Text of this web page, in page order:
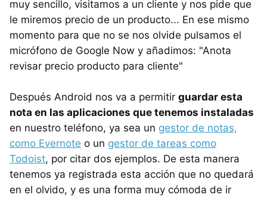
muy sencillo, visitamos a un cliente y nos pide que
le miremos precio de un producto... En ese mismo
momento para que no se nos olvide pulsamos el
micrófono de Google Now y añadimos: "Anota
revisar precio producto para cliente"
Después Android nos va a permitir guardar esta
nota en las aplicaciones que tenemos instaladas
en nuestro teléfono, ya sea un gestor de notas,
como Evernote o un gestor de tareas como
Todoist, por citar dos ejemplos. De esta manera
tenemos ya registrada esta acción que no quedará
en el olvido, y es una forma muy cómoda de ir